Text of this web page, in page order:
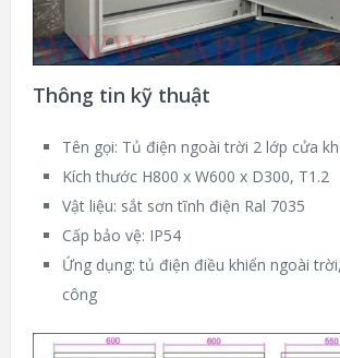
Thông tin kỹ thuật
Tên gọi: Tủ điện ngoài trời 2 lớp cửa
Kích thước H800 x W600 x D300, T1.2
Vật liệu: sắt sơn tĩnh điện Ral 7035
Cấp bảo vệ: IP54
Ứng dụng: tủ điện điều khiển ngoài
công